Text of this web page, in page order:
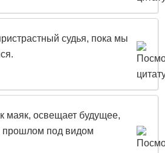
судья, пока мы
маяк, освещает будущее,
прошлом под видом